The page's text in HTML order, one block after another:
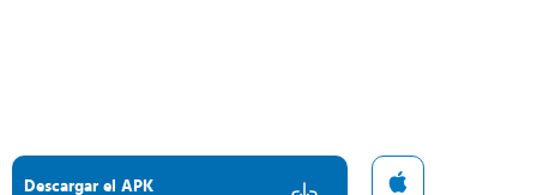
Descargar el APK